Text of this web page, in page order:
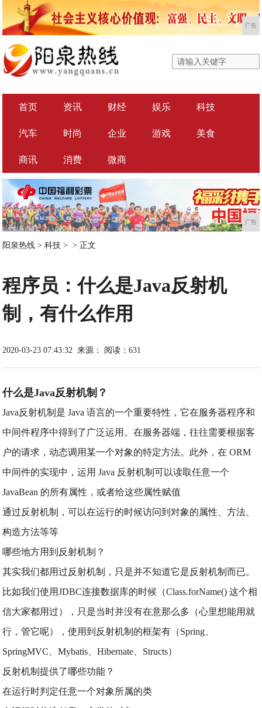
广告
首页 资讯 财经 娱乐 科技
汽车 时尚 企业 游戏 美食
商讯 消费 微商
广告
阳泉热线 >科技 > > 正文
程序员：什么是Java反射机
制，有什么作用
2020-03-23 07:43:32 来源： 阅读：631
什么是Java反射机制？
Java反射机制是 Java 语言的一个重要特性，它在服务器程序和
中间件程序中得到了广泛运用。在服务器端，往往需要根据客
户的请求，动态调用某一个对象的特定方法。此外，在 ORM
中间件的实现中，运用 Java 反射机制可以读取任意一个
JavaBean 的所有属性，或者给这些属性赋值
通过反射机制，可以在运行的时候访问到对象的属性、方法、
构造方法等等
哪些地方用到反射机制？
其实我们都用过反射机制，只是并不知道它是反射机制而已。
比如我们使用JDBC连接数据库的时候（Class.forName() 这个相
信大家都用过），只是当时并没有在意那么多（心里想能用就
行，管它呢），使用到反射机制的框架有（Spring、
SpringMVC、Mybatis、Hibernate、Structs）
反射机制提供了哪些功能？
在运行时判定任意一个对象所属的类